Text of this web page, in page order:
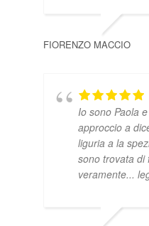
FIORENZO MACCIO
Io sono Paola
approccio a
liguria a la
sono trovata di
veramente...